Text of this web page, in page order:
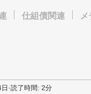
読了時間: 2分
仕組債関連